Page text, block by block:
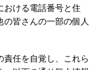
おける電話番号と住
皆さんの一部の個人
任を自覚し、これら